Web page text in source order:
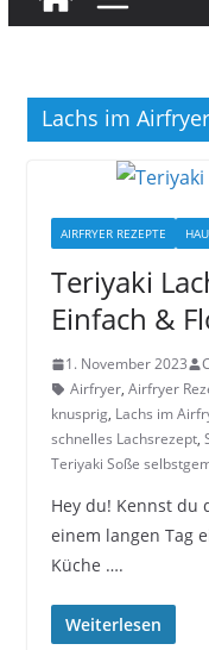
Lachs im Airfryer
AIRFRYER REZEPTE
Teriyaki
Einfach &
1. November 2023
Airfryer, Airfryer
knusprig, Lachs im
schnelles Lachsrezept,
Teriyaki Soße
Hey du! Kennst du
einem langen Tag
Küche ….
Weiterlesen